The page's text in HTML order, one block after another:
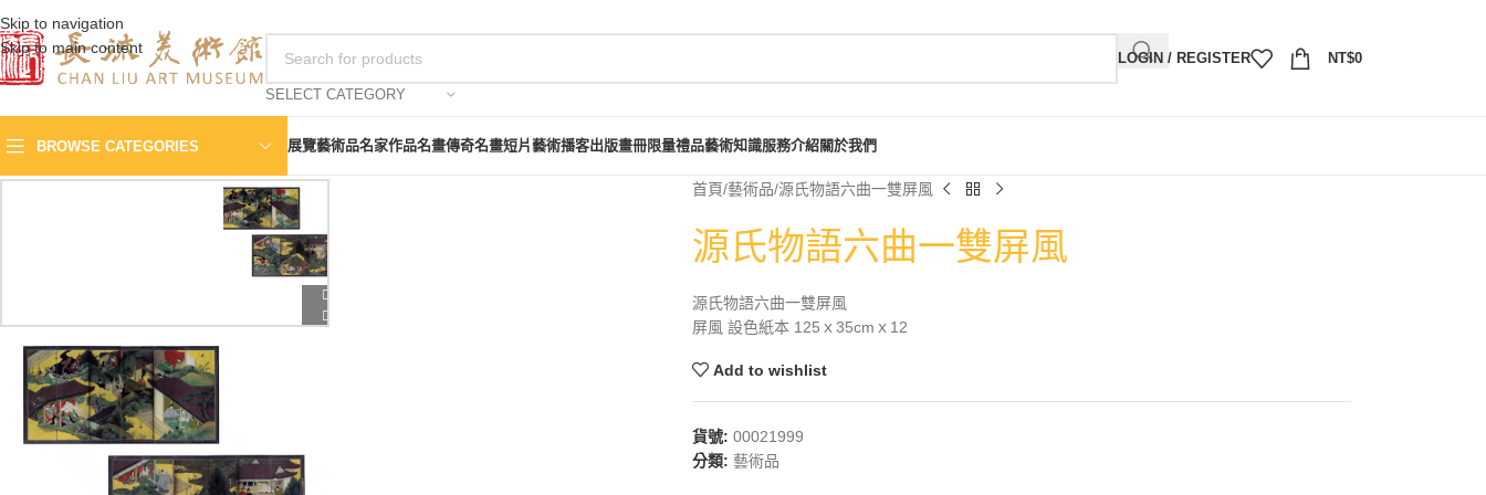
Skip to navigation
Skip to main content
SELECT CATEGORY
LOGIN / REGISTER NT$0
BROWSE CATEGORIES 展覽藝術品名家作品名畫傳奇名畫短片藝術播客出版畫冊限量禮品藝術知識服務介紹關於我們
首頁 藝術品 源氏物語六曲一雙屏風
源氏物語六曲一雙屏風
源氏物語六曲一雙屏風
屏風 設色紙本 125ｘ35cmｘ12
Add to wishlist
貨號: 00021999
分類: 藝術品